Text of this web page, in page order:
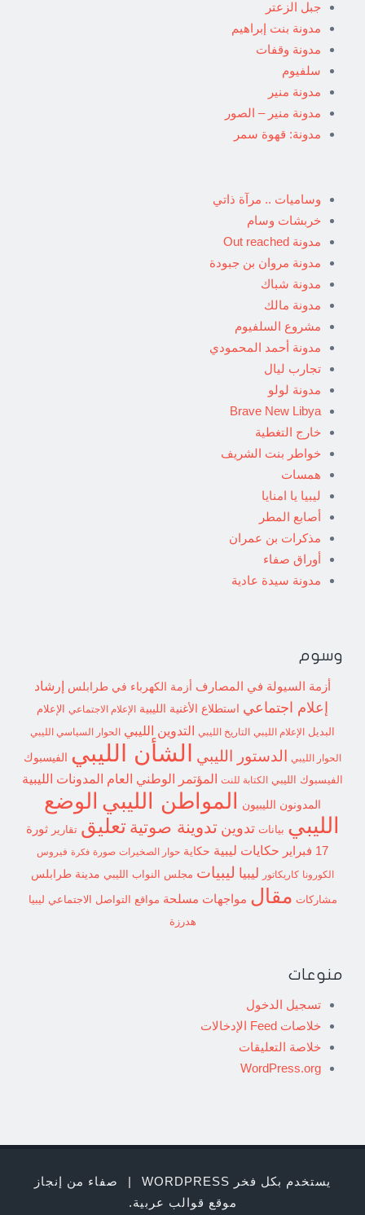
جبل الزعتر
مدونة بنت إبراهيم
مدونة وقفات
سلفيوم
مدونة منير
مدونة منير – الصور
مدونة: قهوة سمر
وساميات .. مرآة ذاتي
خربشات وسام
مدونة Out reached
مدونة مروان بن جبودة
مدونة شباك
مدونة مالك
مشروع السلفيوم
مدونة أحمد المحمودي
تجارب ليال
مدونة لولو
Brave New Libya
خارج التغطية
خواطر بنت الشريف
همسات
ليبيا يا امنايا
أصابع المطر
مذكرات بن عمران
أوراق صفاء
مدونة سيدة عادية
وسوم
أزمة السيولة في المصارف أزمة الكهرباء في طرابلس إرشاد
إعلام اجتماعي استطلاع الأغنية الليبية الإعلام الاجتماعي
الإعلام
البديل
الإعلام الليبي التاريخ الليبي التدوين الليبي الحوار السياسي الليبي
الحوار الليبي الدستور الليبي الشأن الليبي الفيسبوك
الفيسبوك الليبي الكتابة للنت المؤتمر الوطني العام المدونات الليبية
المدونون الليبيون المواطن الليبي الوضع
الليبي بيانات تدوين تدوينة صوتية تعليق تقارير
ثورة
17 فبراير
حكايات ليبية حكاية حوار الصخيرات صورة فكرة فيروس
الكورونا كاريكاتور ليبيا ليبيات مجلس النواب الليبي مدينة طرابلس
مشاركات مقال مواجهات مسلحة مواقع التواصل الاجتماعي ليبيا
هدرزة
منوعات
تسجيل الدخول
خلاصات Feed الإدخالات
خلاصة التعليقات
WordPress.org
يستخدم بكل فخر WORDPRESS |
صفاء من إنجاز
موقع قوالب عربية.